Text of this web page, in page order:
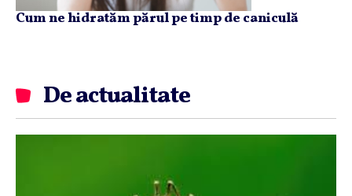
Cum ne hidratăm părul pe timp de caniculă
De actualitate